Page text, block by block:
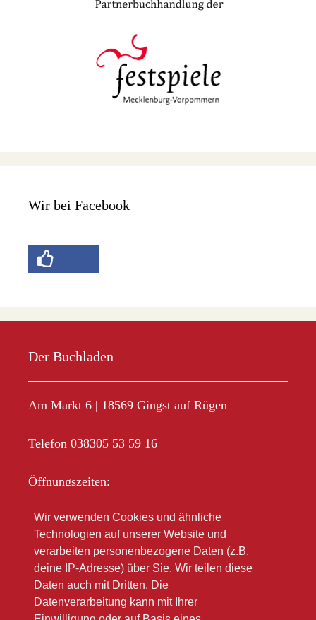
Wir bei Facebook
Der Buchladen
Am Markt 6 | 18569 Gingst auf Rügen
Telefon 038305 53 59 16
Öffnungszeiten:
Sa 10.00 – 12.00
Im Sommer oft länger
Bitte beachten Sie unsere Winteröffnungsszeiten
(link zu Google)
Wir verwenden Cookies und ähnliche
Technologien auf unserer Website und
verarbeiten personenbezogene Daten (z.B.
deine IP-Adresse) über Sie. Wir teilen diese
Daten auch mit Dritten. Die
Datenverarbeitung kann mit Ihrer